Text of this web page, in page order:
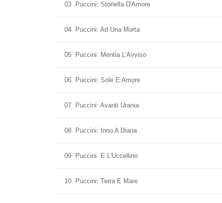
03 Puccini: Storiella D'Amore
04 Puccini: Ad Una Morta
05 Puccini: Mentia L'Avviso
06 Puccini: Sole E Amore
07 Puccini: Avanti Urania
08 Puccini: Inno A Diana
09 Puccini: E L'Uccellino
10 Puccini: Terra E Mare